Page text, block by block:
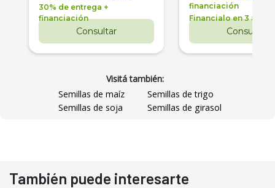
30% de entrega +
financiación
Consultar
financiación
Financialo en 3 años
Consultar
Visitá también:
Semillas de maíz
Semillas de trigo
Semillas de soja
Semillas de girasol
También puede interesarte